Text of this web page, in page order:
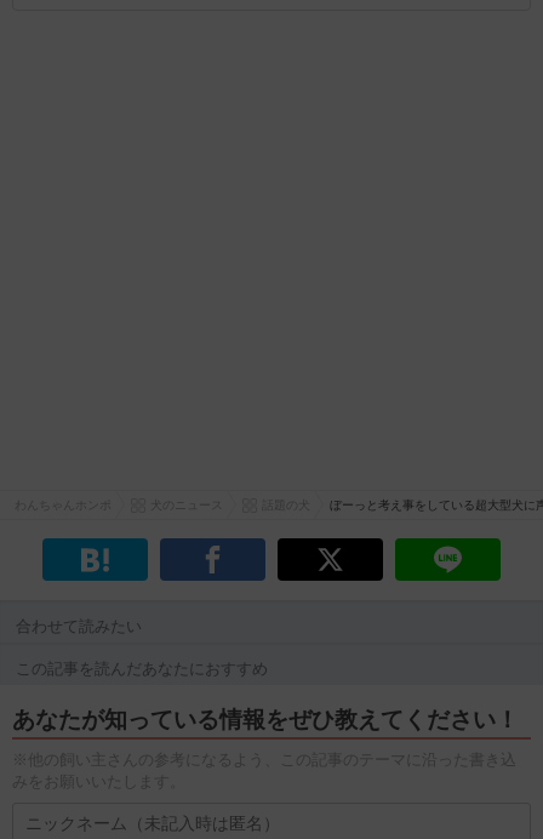
ぼーっと考え事をしている超大型犬
合わせて読みたい
この記事を読んだあなたにおすすめ
あなたが知っている情報をぜひ教えてください！
※他の飼い主さんの参考になるよう、この記事のテーマに沿った書き込
みをお願いいたします。